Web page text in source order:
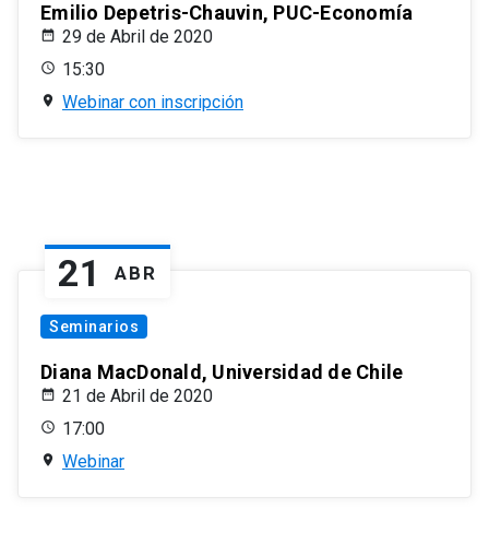
Emilio Depetris-Chauvin, PUC-Economía
29 de Abril de 2020
15:30
Webinar con inscripción
21 ABR
Seminarios
Diana MacDonald, Universidad de Chile
21 de Abril de 2020
17:00
Webinar